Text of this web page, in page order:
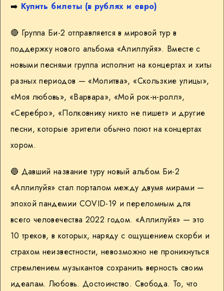
➡️ Купить билеты (в рублях и евро)
🔴 Группа Би-2 отправляется в мировой тур в
поддержку нового альбома «Алиллуйя». Вместе с
новыми песнями группа исполнит на концертах и хиты
разных периодов — «Молитва», «Скользкие улицы»,
«Моя любовь», «Варвара», «Мой рок-н-ролл»,
«Серебро», «Полковнику никто не пишет» и другие
песни, которые зрители обычно поют на концертах
хором.
🔵 Давший название туру новый альбом Би-2
«Аллилуйя» стал порталом между двумя мирами —
эпохой пандемии COVID-19 и переломным для
всего человечества 2022 годом. «Аллилуйя» — это
10 треков, в которых, наряду с ощущением скорби и
страхом неизвестности, невозможно не проникнуться
стремлением музыкантов сохранить верность своим
идеалам. Любовь. Достоинство. Свобода. То, что